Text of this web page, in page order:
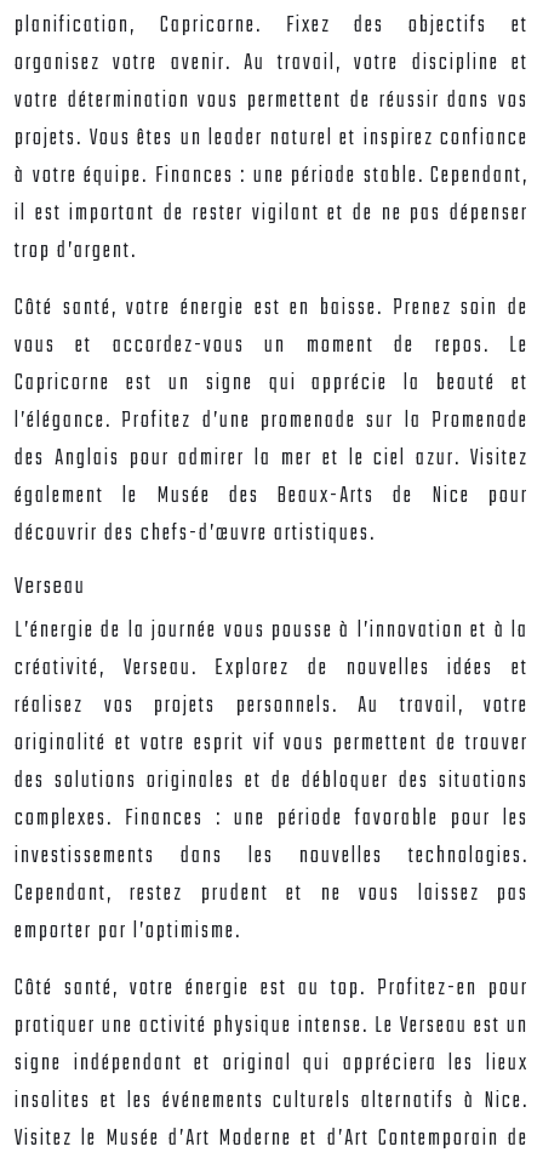
planification, Capricorne. Fixez des objectifs et
organisez votre avenir. Au travail, votre discipline et
votre détermination vous permettent de réussir dans vos
projets. Vous êtes un leader naturel et inspirez confiance
à votre équipe. Finances : une période stable. Cependant,
il est important de rester vigilant et de ne pas dépenser
trop d’argent.
Côté santé, votre énergie est en baisse. Prenez soin de
vous et accordez-vous un moment de repos. Le
Capricorne est un signe qui apprécie la beauté et
l’élégance. Profitez d’une promenade sur la Promenade
des Anglais pour admirer la mer et le ciel azur. Visitez
également le Musée des Beaux-Arts de Nice pour
découvrir des chefs-d’œuvre artistiques.
Verseau
L’énergie de la journée vous pousse à l’innovation et à la
créativité, Verseau. Explorez de nouvelles idées et
réalisez vos projets personnels. Au travail, votre
originalité et votre esprit vif vous permettent de trouver
des solutions originales et de débloquer des situations
complexes. Finances : une période favorable pour les
investissements dans les nouvelles technologies.
Cependant, restez prudent et ne vous laissez pas
emporter par l’optimisme.
Côté santé, votre énergie est au top. Profitez-en pour
pratiquer une activité physique intense. Le Verseau est un
signe indépendant et original qui appréciera les lieux
insolites et les événements culturels alternatifs à Nice.
Visitez le Musée d’Art Moderne et d’Art Contemporain de